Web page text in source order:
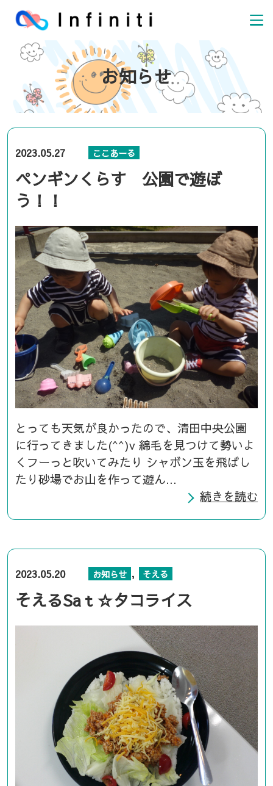
お知らせ
2023.05.27 ここあーる
ペンギンくらす 公園で遊ぼ
う！！
とっても天気が良かったので、清田中央公園
に行ってきました(^^)v 綿毛を見つけて勢いよ
くフーっと吹いてみたり シャボン玉を飛ばし
たり砂場でお山を作って遊ん...
続きを読む
2023.05.20 お知らせ , そえる
そえるSaｔ☆タコライス